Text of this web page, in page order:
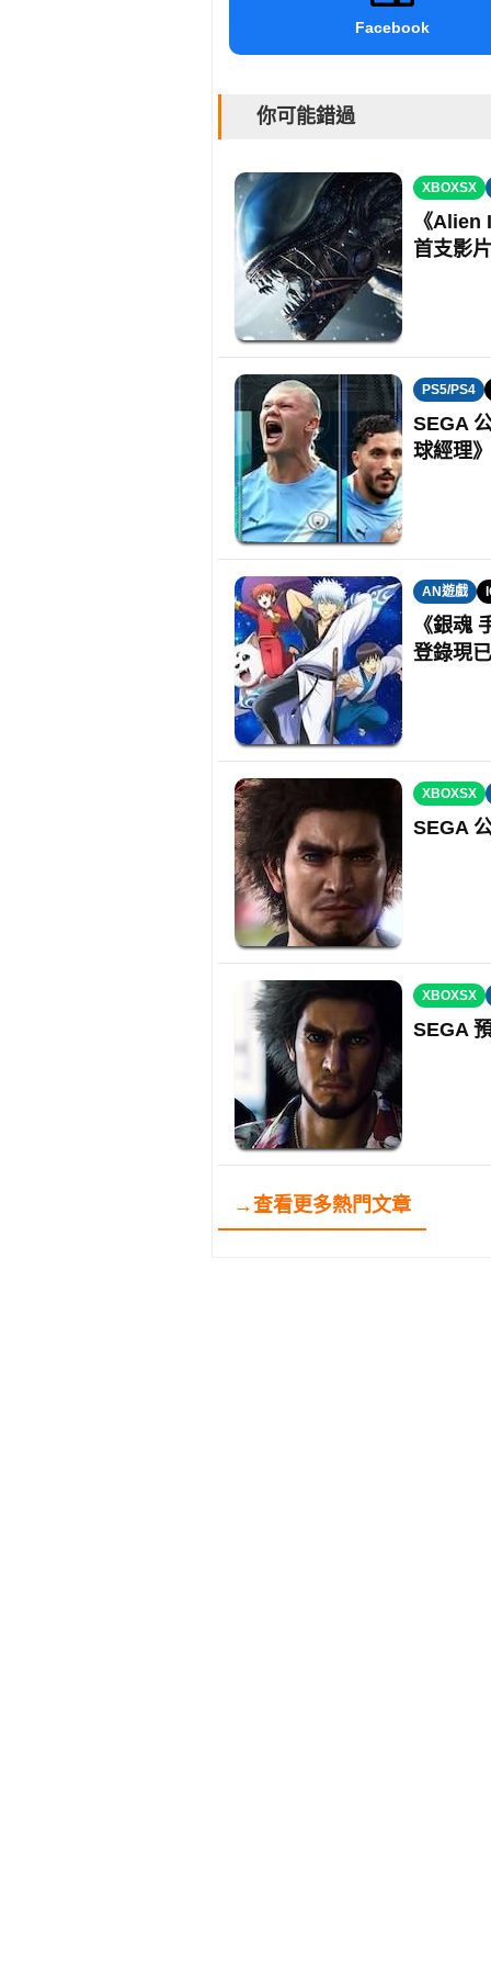
Facebook
你可能錯過
XBOXSX
《
首支影片
PS5/PS4
SEGA
球經理
AN遊戲
《銀魂
登錄現
XBOXSX
SEGA
XBOXSX
SEGA
→查看更多熱門文章